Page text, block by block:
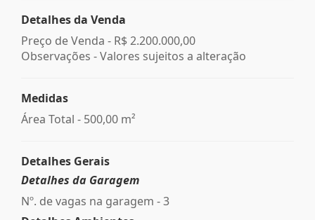
Detalhes da Venda
Preço de Venda - R$ 2.200.000,00
Observações - Valores sujeitos a alteração
Medidas
Área Total - 500,00 m²
Detalhes Gerais
Detalhes da Garagem
Nº. de vagas na garagem - 3